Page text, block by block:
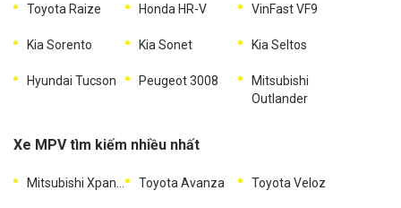
Toyota Raize Honda HR-V VinFast VF9
Kia Sorento Kia Sonet Kia Seltos
Hyundai Tucson Peugeot 3008
Mitsubishi
Outlander
Xe MPV tìm kiếm nhiều nhất
Toyota Avanza Toyota Veloz